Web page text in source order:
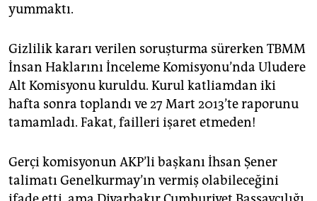
yummaktı.
Gizlilik kararı verilen soruşturma sürerken TBMM
İnsan Haklarını İnceleme Komisyonu’nda Uludere
Alt Komisyonu kuruldu. Kurul katliamdan iki
hafta sonra toplandı ve 27 Mart 2013’te raporunu
tamamladı. Fakat, failleri işaret etmeden!
Gerçi komisyonun AKP’li başkanı İhsan Şener
talimatı Genelkurmay’ın vermiş olabileceğini